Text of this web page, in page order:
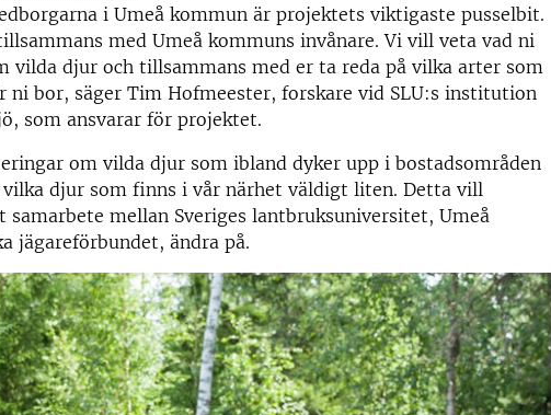
i Umeå kommun är projektets viktigaste pusselbit.
med Umeå kommuns invånare. Vi vill veta vad ni
vilda djur och tillsammans med er ta reda på vilka arter som
ni bor, säger Tim Hofmeester, forskare vid SLU:s institution
som ansvarar för projektet.
om vilda djur som ibland dyker upp i bostadsområden
vilka djur som finns i vår närhet väldigt liten. Detta vill
mellan Sveriges lantbruksuniversitet, Umeå
jägareförbundet, ändra på.